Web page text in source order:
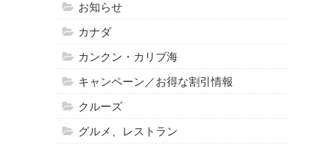
お知らせ
カナダ
カンクン・カリブ海
キャンペーン／お得な割引情報
クルーズ
グルメ、レストラン